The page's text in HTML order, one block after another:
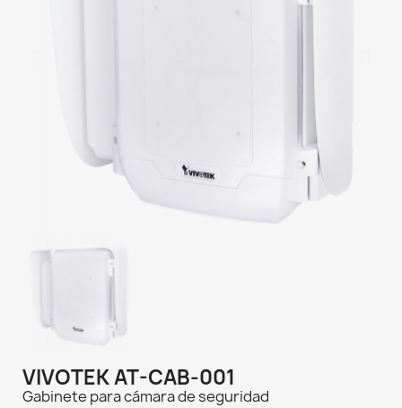
VIVOTEK AT-CAB-001
Gabinete para cámara de seguridad